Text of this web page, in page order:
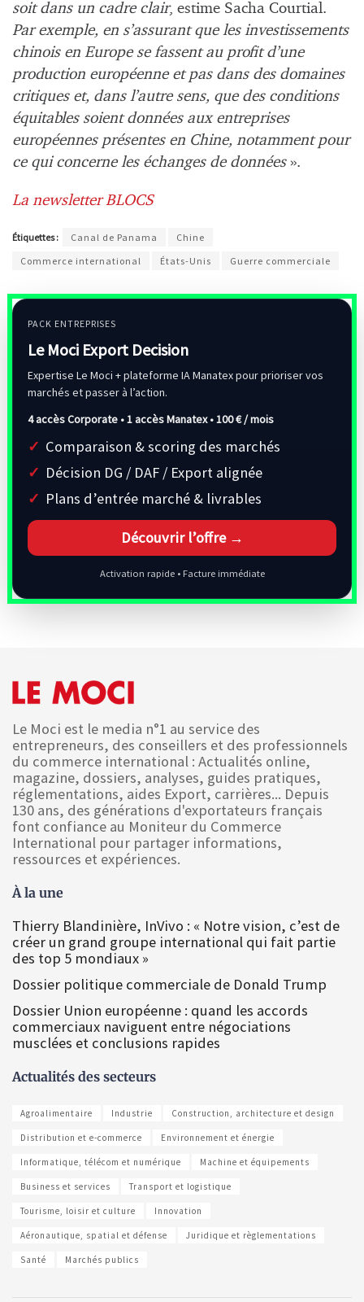
soit dans un cadre clair, estime Sacha Courtial.
Par exemple, en s’assurant que les investissements
chinois en Europe se fassent au profit d’une
production européenne et pas dans des domaines
critiques et, dans l’autre sens, que des conditions
équitables soient données aux entreprises
européennes présentes en Chine, notamment pour
ce qui concerne les échanges de données».
La newsletter BLOCS
Étiquettes : Canal de Panama
Chine
Commerce international
États-Unis Guerre commerciale
PACK ENTREPRISES
Le Moci Export Decision
Expertise Le Moci + plateforme IA Manatex pour prioriser vos
marchés et passer à l’action.
4 accès Corporate • 1 accès Manatex •100 € / mois
Comparaison & scoring des marchés
Décision DG / DAF / Export alignée
Plans d’entrée marché & livrables
Découvrir l’offre →
Activation rapide • Facture immédiate
Le Moci est le media n°1 au service des
entrepreneurs, des conseillers et des professionnels
du commerce international : Actualités online,
magazine, dossiers, analyses, guides pratiques,
réglementations, aides Export, carrières... Depuis
130 ans, des générations d'exportateurs français
font confiance au Moniteur du Commerce
International pour partager informations,
ressources et expériences.
À la une
Thierry Blandinière, InVivo : « Notre vision, c’est de
créer un grand groupe international qui fait partie
des top 5 mondiaux »
Dossier politique commerciale de Donald Trump
Dossier Union européenne : quand les accords
commerciaux naviguent entre négociations
musclées et conclusions rapides
Actualités des secteurs
Agroalimentaire Industrie Construction, architecture et design
Distribution et e-commerce Environnement et énergie
Informatique, télécom et numérique Machine et équipements
Business et services Transport et logistique
Tourisme, loisir et culture Innovation
Aéronautique, spatial et défense Juridique et règlementations
Santé Marchés publics